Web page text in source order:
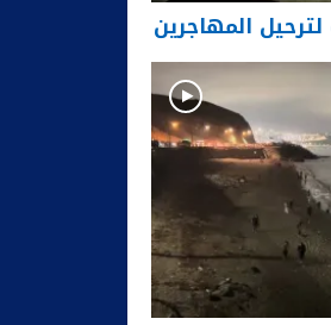
لترحيل المهاجرين